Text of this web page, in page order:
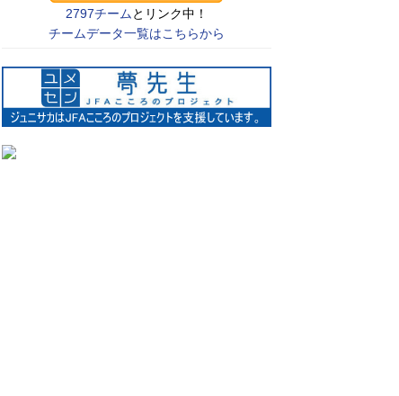
2797チーム とリンク中！
チームデータ一覧はこちらから